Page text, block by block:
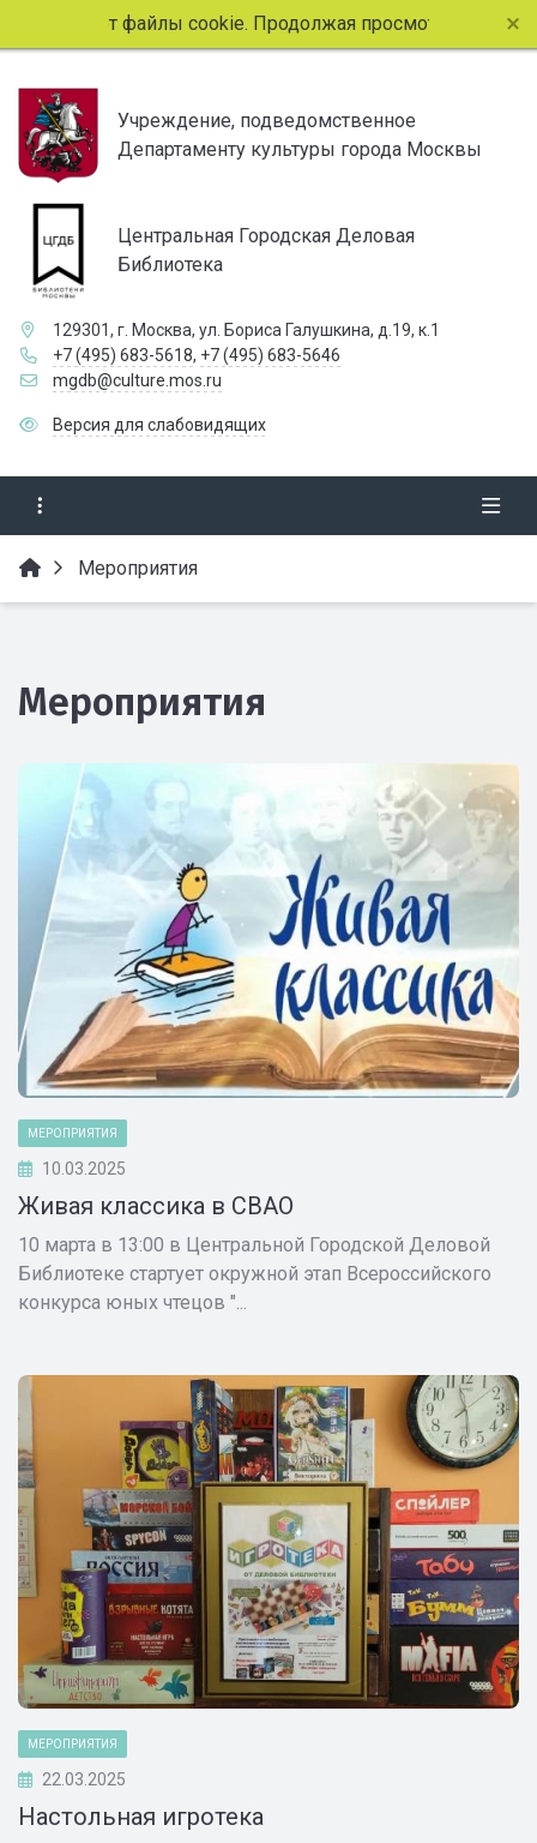
файлы cookie. Продолжая просмотр страниц сайта,
Учреждение, подведомственное
Департаменту культуры города Москвы
Центральная Городская Деловая
Библиотека
129301, г. Москва, ул. Бориса Галушкина, д.19, к.1
+7 (495) 683-5618, +7 (495) 683-5646
mgdb@culture.mos.ru
Версия для слабовидящих
Мероприятия
Мероприятия
МЕРОПРИЯТИЯ
10.03.2025
Живая классика в СВАО
10 марта в 13:00 в Центральной Городской Деловой
Библиотеке стартует окружной этап Всероссийского
конкурса юных чтецов "...
МЕРОПРИЯТИЯ
22.03.2025
Настольная игротека